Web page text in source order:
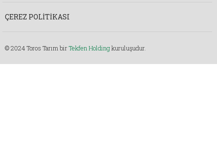
ÇEREZ POLITIKASI
© 2024 Toros Tarım birTekfen Holdingkuruluşudur.